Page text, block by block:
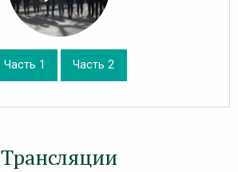
Часть 1 Часть 2
Трансляции